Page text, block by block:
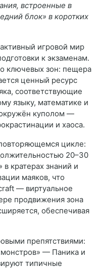
встроенные в
блок» в коротких
игровой мир
к экзаменам.
ключевых зон: пещера
ценный ресурс
соответствующие
языку, математике и
куполом —
и хаоса.
цикле:
20–30
в кратерах знаний и
маяков, что
— виртуальное
продвижения зона
обеспечивая
препятствиями:
— Паника и
типичные